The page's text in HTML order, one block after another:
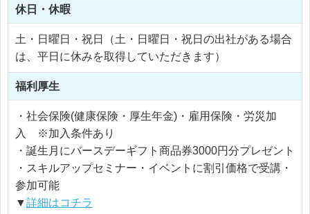
休日・休暇
土・日曜日・祝日（土・日曜日・祝日の出社がある場合
は、平日に休みを取得していただきます）
福利厚生
・社会保険(健康保険・厚生年金)・雇用保険・労災加
入 ※加入条件あり
・誕生月にバースデーギフト商品券3000円分プレゼント
・スキルアップセミナー・イベントに割引価格で受講・
参加可能
▼詳細はコチラ